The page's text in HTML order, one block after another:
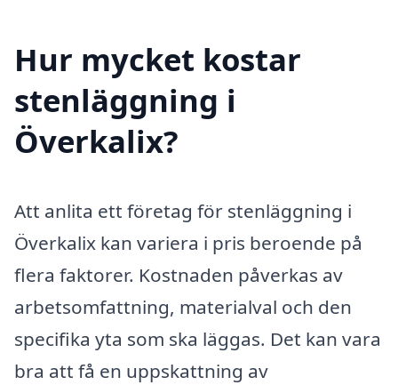
Hur mycket kostar
stenläggning i
Överkalix?
Att anlita ett företag för stenläggning i
Överkalix kan variera i pris beroende på
flera faktorer. Kostnaden påverkas av
arbetsomfattning, materialval och den
specifika yta som ska läggas. Det kan vara
bra att få en uppskattning av